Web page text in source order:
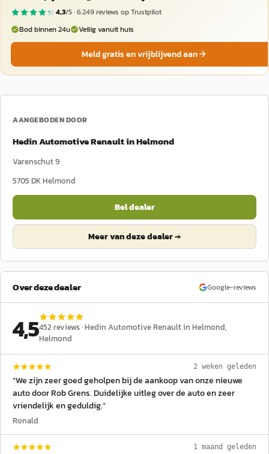
4,3/5 ·6.249reviews op Trustpilot
Bod binnen 24u
Veilig vanuit huis
Meld gratis en vrijblijvend aan
AANGEBODEN DOOR
Hedin Automotive Renault in Helmond
Varenschut 9
5705 DKHelmond
Bel dealer
Meer van deze dealer →
Over deze dealer Google-reviews
4,5452 reviews ·Hedin Automotive Renault in Helmond,
Helmond
2 weken geleden
“We zijn zeer goed geholpen bij de aankoop van onze nieuwe
auto door Rob Grens. Duidelijke uitleg over de auto en zeer
vriendelijk en geduldig.”
Ronald
1 maand geleden